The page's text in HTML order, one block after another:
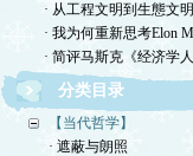
· 从工程文明到生態
· 我为何重新思考Elon
· 简评马斯克《经济学
分类目录
【当代哲学】
· 遮蔽与朗照